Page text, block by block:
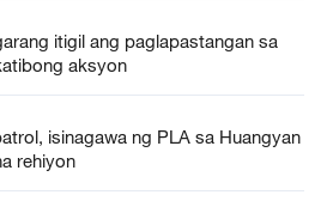
itigil ang paglapastangan sa
aksyon
isinagawa ng PLA sa Huangyan
rehiyon